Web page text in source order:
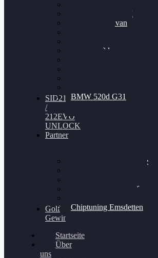
VW Passat 2.0TDI
VW T6 Multivan
BMW 120d
BMW 520d G31
SID212
/
212EVO
UNLOCK
Partner
Bilgenroth Performance
Chiptuning Schüttorf
Chiptuning Emsdetten
Golf
Gewinnspiel
Startseite
Über
uns